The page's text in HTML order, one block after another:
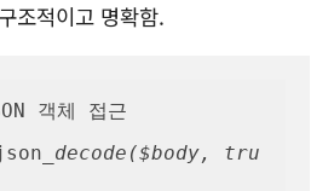
구조적이고 명확함.
객체 접근
_decode($body, tru